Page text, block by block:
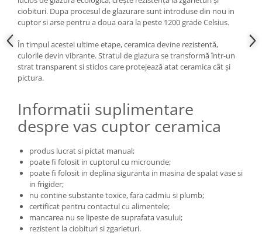
ciobituri. Dupa procesul de glazurare sunt introduse din nou in
cuptor si arse pentru a doua oara la peste 1200 grade Celsius.
În timpul acestei ultime etape, ceramica devine rezistentă,
culorile devin vibrante. Stratul de glazura se transformă într-un
strat transparent si sticlos care protejează atat ceramica cât și
pictura.
Informatii suplimentare
despre vas cuptor ceramica
produs lucrat si pictat manual;
poate fi folosit in cuptorul cu microunde;
poate fi folosit in deplina siguranta in masina de spalat vase si
in frigider;
nu contine substante toxice, fara cadmiu si plumb;
certificat pentru contactul cu alimentele;
mancarea nu se lipeste de suprafata vasului;
rezistent la ciobituri si zgarieturi.